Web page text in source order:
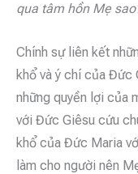
qua tâm hồn Mẹ
Chính sự liên kết
khổ và ý chí của Đức
những quyền lợi của
với Đức Giêsu cứu
khổ của Đức Maria
làm cho người nên